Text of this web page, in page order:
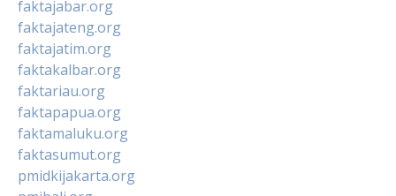
faktajabar.org
faktajateng.org
faktajatim.org
faktakalbar.org
faktariau.org
faktapapua.org
faktamaluku.org
faktasumut.org
pmidkijakarta.org